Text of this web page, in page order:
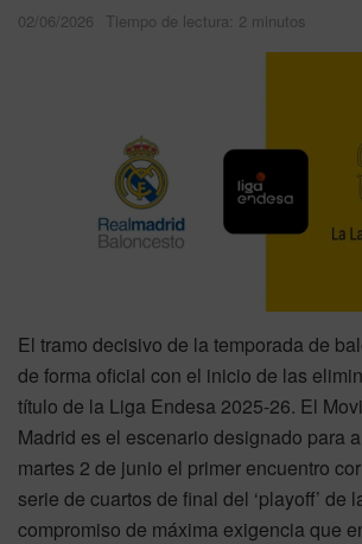
02/06/2026 Tiempo de lectura: 2 minutos
El tramo decisivo de la temporada de
de forma oficial con el inicio de las
título de la Liga Endesa 2025-26. El
Madrid es el escenario designado para
martes 2 de junio el primer encuentro
serie de cuartos de final del ‘playoff’ de
compromiso de máxima exigencia que